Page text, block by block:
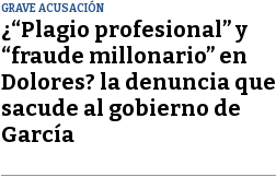
GRAVE ACUSACIÓN
¿“Plagio profesional” y
“fraude millonario” en
Dolores? la denuncia que
sacude al gobierno de
García